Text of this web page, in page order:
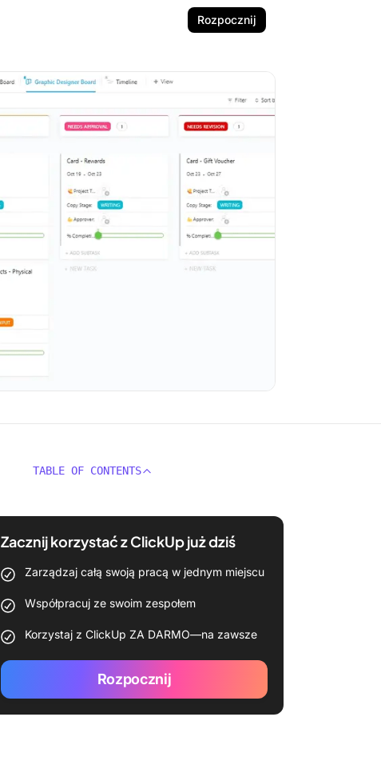
Rozpocznij
TABLE OF CONTENTS
Zacznij korzystać z ClickUp już dziś
Zarządzaj całą swoją pracą w jednym miejscu
Współpracuj ze swoim zespołem
Korzystaj z ClickUp ZA DARMO—na zawsze
Rozpocznij